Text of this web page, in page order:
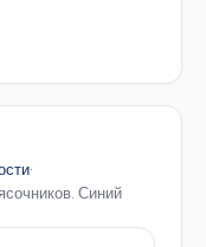
·
Синий